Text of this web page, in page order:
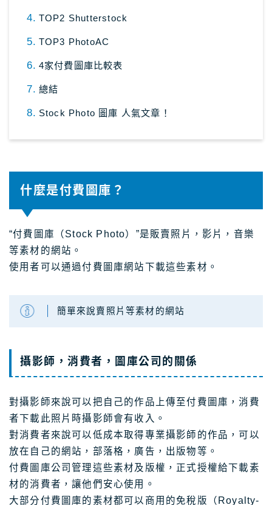
8大日本插圖素材網站
TOP2 Shutterstock
TOP3 PhotoAC
4家付費圖庫比較表
總結
Stock Photo 圖庫 人氣文章！
什麼是付費圖庫？
“付費圖庫（Stock Photo）”是販賣照片，影片，音樂
等素材的網站。
使用者可以通過付費圖庫網站下載這些素材。
簡單來說賣照片等素材的網站
攝影師，消費者，圖庫公司的關係
對攝影師來說可以把自己的作品上傳至付費圖庫，消費
者下載此照片時攝影師會有收入。
對消費者來說可以低成本取得專業攝影師的作品，可以
放在自己的網站，部落格，廣告，出版物等。
付費圖庫公司管理這些素材及版權，正式授權給下載素
材的消費者，讓他們安心使用。
大部分付費圖庫的素材都可以商用的免稅版（Royalty-